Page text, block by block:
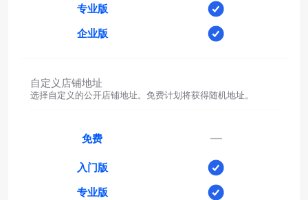
专业版
企业版
自定义店铺地址
选择自定义的公开店铺地址。免费计划将获得随机地址。
免费 —
入门版
专业版